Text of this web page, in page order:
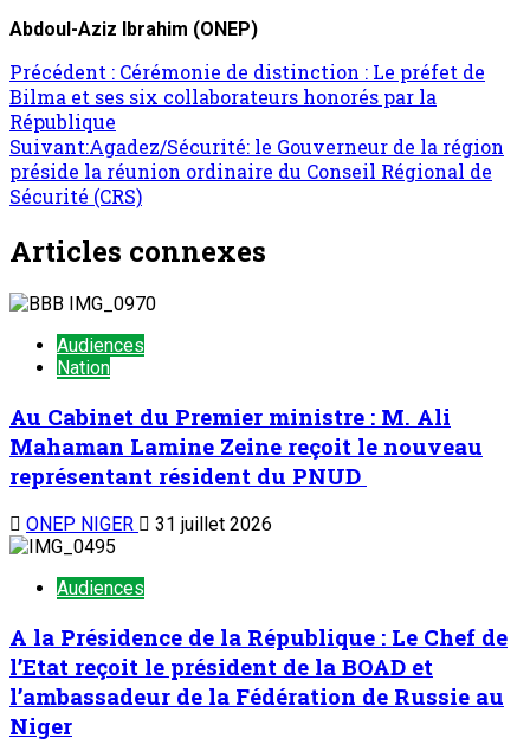
Abdoul-Aziz Ibrahim (ONEP)
Navigation
d’article
Précédent : Cérémonie de distinction : Le préfet de
Bilma et ses six collaborateurs honorés par la
République
Suivant:Agadez/Sécurité: le Gouverneur de la région
préside la réunion ordinaire du Conseil Régional de
Sécurité (CRS)
Articles connexes
Audiences
Nation
Au Cabinet du Premier ministre : M. Ali
Mahaman Lamine Zeine reçoit le nouveau
représentant résident du PNUD
ONEP NIGER 31 juillet 2026
Audiences
A la Présidence de la République : Le Chef de
l’Etat reçoit le président de la BOAD et
l’ambassadeur de la Fédération de Russie au
Niger